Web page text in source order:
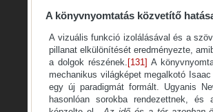
A könyvnyomtatás közvetítő
A vizuális funkció izolálásával és a
pillanat elkülönítését eredményezte,
a dolgok részének. [131] A
mechanikus világképet megalkotó
egy új paradigmát formált. Ugyanis
hasonlóan sorokba rendezettnek, és